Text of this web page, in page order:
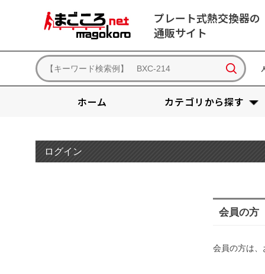
プレート式熱交換器の
通販サイト
ホーム カテゴリから探す
ログイン
会員の方
会員の方は